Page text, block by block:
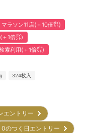
マラソン11店(＋10倍㌽)
1倍㌽)
索利用(＋1倍㌽)
324枚入
エントリー
0のつく日エントリー